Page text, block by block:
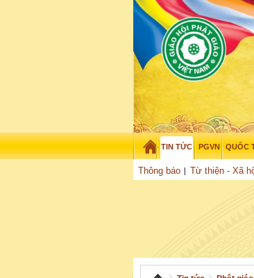
TIN TỨC
Thông báo Từ thiện - Xã
PGVN QUỐC
Thứ năm - 6/08/2026 – 02:22: